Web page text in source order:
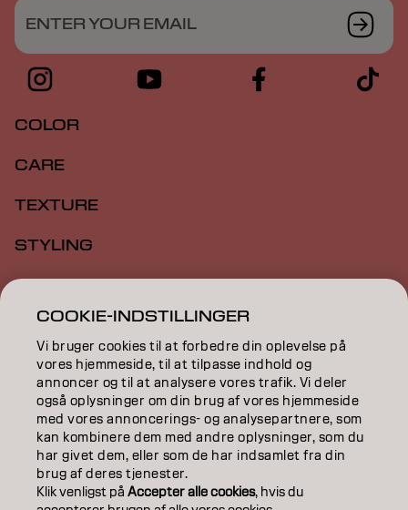
ENTER YOUR EMAIL
COLOR
CARE
TEXTURE
STYLING
INSPIRATION
EDUCATION
ABOUT
SALON FINDER
BECOME A PARTNER
CONTACT US
COOKIE-INDSTILLINGER
Vi bruger cookies til at forbedre din oplevelse på
vores hjemmeside, til at tilpasse indhold og
annoncer og til at analysere vores trafik. Vi deler
også oplysninger om din brug af vores hjemmeside
med vores annoncerings- og analysepartnere, som
kan kombinere dem med andre oplysninger, som du
har givet dem, eller som de har indsamlet fra din
brug af deres tjenester.
Klik venligst påAccepter alle cookies, hvis du